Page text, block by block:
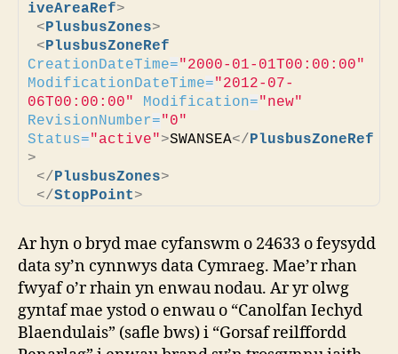
iveAreaRef>
<PlusbusZones>
<PlusbusZoneRef
CreationDateTime="2000-01-01T00:00:00"
ModificationDateTime="2012-07-
06T00:00:00"
Modification="new"
RevisionNumber="0"
Status="active">SWANSEA</PlusbusZoneRef
>
</PlusbusZones>
</StopPoint>
Ar hyn o bryd mae cyfanswm o 24633 o feysydd
data sy’n cynnwys data Cymraeg. Mae’r rhan
fwyaf o’r rhain yn enwau nodau. Ar yr olwg
gyntaf mae ystod o enwau o “Canolfan Iechyd
Blaendulais” (safle bws) i “Gorsaf reilffordd